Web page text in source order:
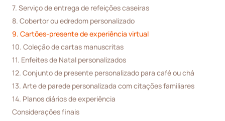
7. Serviço de entrega de refeições caseiras
8. Cobertor ou edredom personalizado
9. Cartões-presente de experiência virtual
10. Coleção de cartas manuscritas
11. Enfeites de Natal personalizados
12. Conjunto de presente personalizado para café ou chá
13. Arte de parede personalizada com citações familiares
14. Planos diários de experiência
Considerações finais